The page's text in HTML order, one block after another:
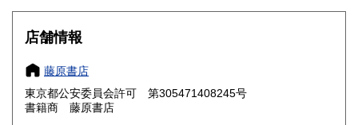
大阪府
奈良県
鳥取県 1,200円 島根県
店舗情報
藤原書店
東京都公安委員会許可 第305471408245号
書籍商 藤原書店